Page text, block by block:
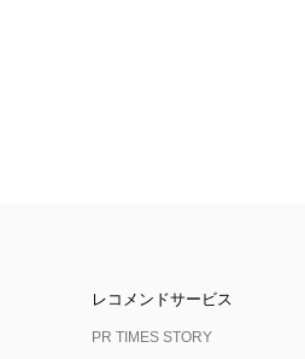
レコメンドサービス
PR TIMES STORY